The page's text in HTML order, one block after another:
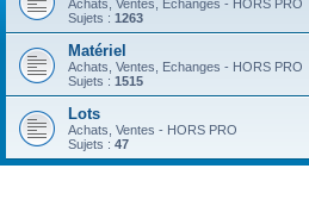
Achats, Ventes, Echanges - HORS PRO
Sujets : 1263
Matériel
Achats, Ventes, Echanges - HORS PRO
Sujets : 1515
Lots
Achats, Ventes - HORS PRO
Sujets : 47